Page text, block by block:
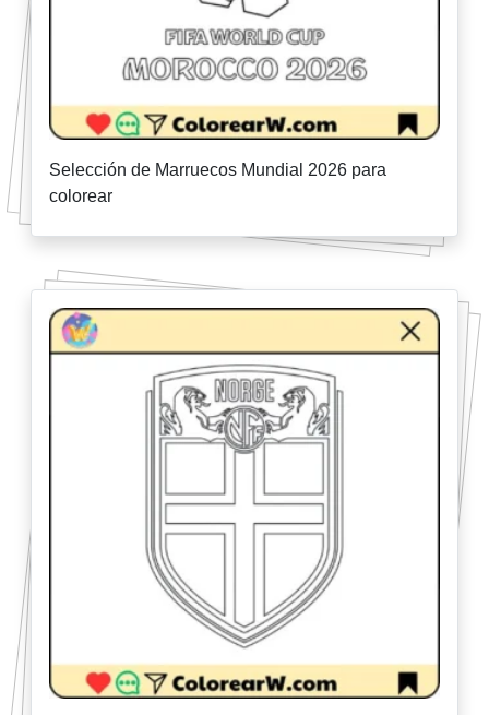
Selección de Marruecos Mundial 2026 para
colorear